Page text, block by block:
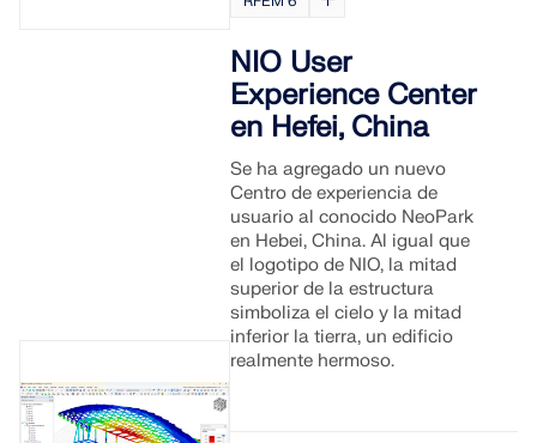
NIO User
Experience Center
en Hefei, China
Se ha agregado un nuevo
Centro de experiencia de
usuario al conocido NeoPark
en Hebei, China. Al igual que
el logotipo de NIO, la mitad
superior de la estructura
simboliza el cielo y la mitad
inferior la tierra, un edificio
realmente hermoso.